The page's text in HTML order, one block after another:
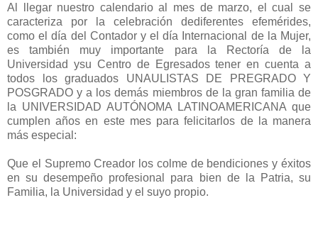
Al llegar nuestro calendario al mes de marzo, el cual se
caracteriza por la celebración dediferentes efemérides,
como el día del Contador y el día Internacional de la Mujer,
es también muy importante para la Rectoría de la
Universidad ysu Centro de Egresados tener en cuenta a
todos los graduados UNAULISTAS DE PREGRADO Y
POSGRADO y a los demás miembros de la gran familia de
la UNIVERSIDAD AUTÓNOMA LATINOAMERICANA que
cumplen años en este mes para felicitarlos de la manera
más especial:
Que el Supremo Creador los colme de bendiciones y éxitos
en su desempeño profesional para bien de la Patria, su
Familia, la Universidad y el suyo propio.